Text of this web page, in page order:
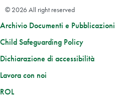
© 2026 All right reserved
Archivio Documenti e Pubblicazioni
Child Safeguarding Policy
Dichiarazione di accessibilità
Lavora con noi
ROL